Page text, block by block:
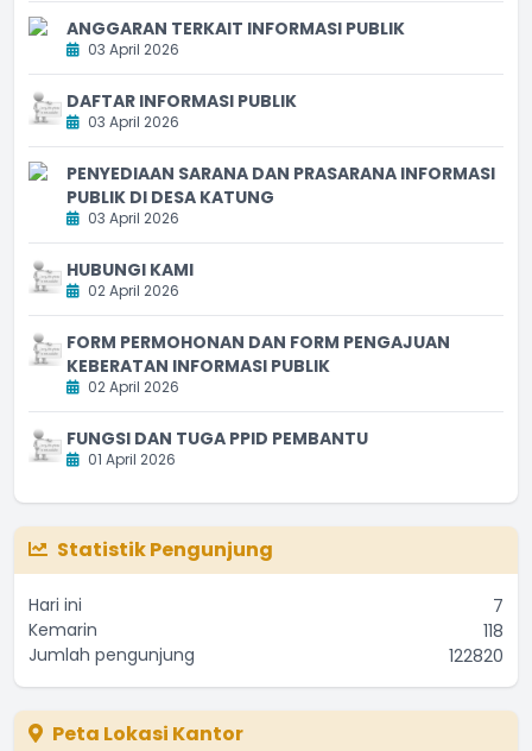
ANGGARAN TERKAIT INFORMASI PUBLIK
03 April 2026
DAFTAR INFORMASI PUBLIK
03 April 2026
PENYEDIAAN SARANA DAN PRASARANA INFORMASI
PUBLIK DI DESA KATUNG
03 April 2026
HUBUNGI KAMI
02 April 2026
FORM PERMOHONAN DAN FORM PENGAJUAN
KEBERATAN INFORMASI PUBLIK
02 April 2026
FUNGSI DAN TUGA PPID PEMBANTU
01 April 2026
Statistik Pengunjung
Hari ini
7
Kemarin
118
Jumlah pengunjung
122820
Peta Lokasi Kantor